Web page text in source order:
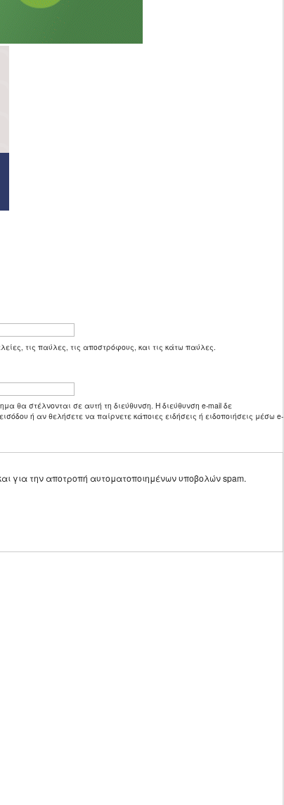
τις παύλες, τις αποστρόφους, και τις κάτω παύλες.
θα στέλνονται σε αυτή τη διεύθυνση. Η διεύθυνση e-mail δε
ή αν θελήσετε να παίρνετε κάποιες ειδήσεις ή ειδοποιήσεις μέσω e-
για την αποτροπή αυτοματοποιημένων υποβολών spam.